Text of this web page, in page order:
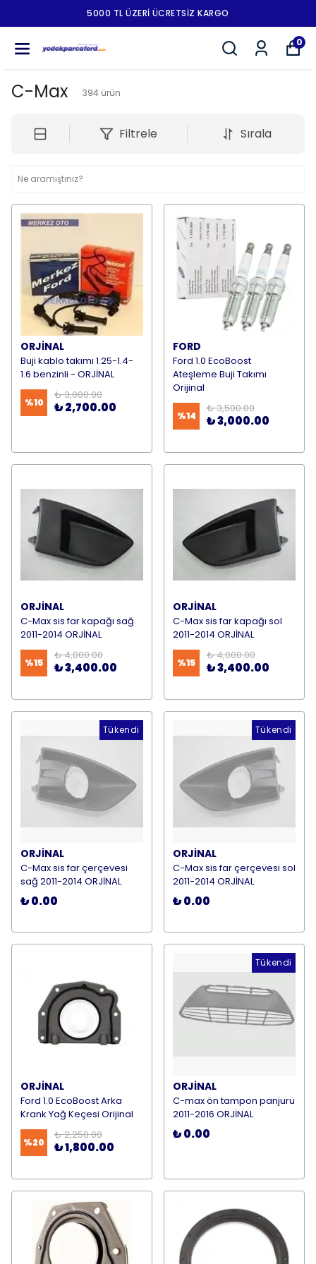
5000 TL ÜZERI ÜCRETSIZ KARGO
0
C-Max 394 ürün
Filtrele Sırala
ORJİNAL
Buji kablo takımı 1.25-1.4-
1.6 benzinli - ORJİNAL
%10
₺ 3,000.00
₺ 2,700.00
FORD
Ford 1.0 EcoBoost
Ateşleme Buji Takımı
Orijinal
%14
₺ 3,500.00
₺ 3,000.00
ORJİNAL
C-Max sis far kapağı sağ
2011-2014 ORJİNAL
%15
₺ 4,000.00
₺ 3,400.00
ORJİNAL
C-Max sis far kapağı sol
2011-2014 ORJİNAL
%15
₺ 4,000.00
₺ 3,400.00
Tükendi
ORJİNAL
C-Max sis far çerçevesi
sağ 2011-2014 ORJİNAL
₺ 0.00
Tükendi
ORJİNAL
C-Max sis far çerçevesi sol
2011-2014 ORJİNAL
₺ 0.00
ORJİNAL
Ford 1.0 EcoBoost Arka
Krank Yağ Keçesi Orijinal
%20
₺ 2,250.00
₺ 1,800.00
Tükendi
ORJİNAL
C-max ön tampon panjuru
2011-2016 ORJİNAL
₺ 0.00